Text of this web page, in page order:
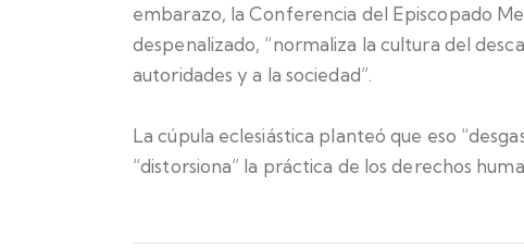
embarazo, la Conferencia del Episcopado
despenalizado, “normaliza la cultura del
autoridades y a la sociedad”.
La cúpula eclesiástica planteó que eso
“distorsiona” la práctica de los derechos